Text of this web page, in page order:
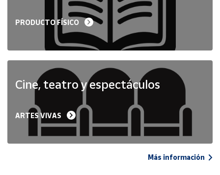
PRODUCTO FÍSICO
Cine, teatro y espectáculos
ARTES VIVAS
Más información